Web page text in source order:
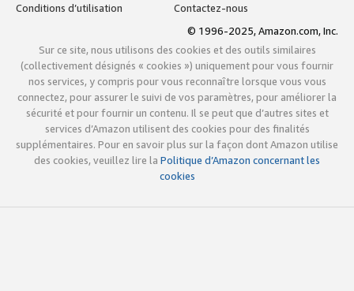
Conditions d’utilisation
Contactez-nous
© 1996-2025, Amazon.com, Inc.
Sur ce site, nous utilisons des cookies et des outils similaires
(collectivement désignés « cookies ») uniquement pour vous fournir
nos services, y compris pour vous reconnaître lorsque vous vous
connectez, pour assurer le suivi de vos paramètres, pour améliorer la
sécurité et pour fournir un contenu. Il se peut que d’autres sites et
services d’Amazon utilisent des cookies pour des finalités
supplémentaires. Pour en savoir plus sur la façon dont Amazon utilise
des cookies, veuillez lire la Politique d’Amazon concernant les
cookies